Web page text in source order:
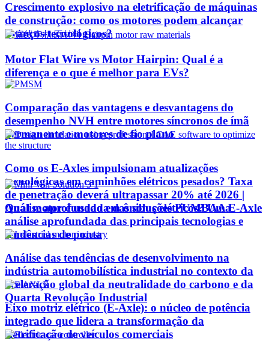
Crescimento explosivo na eletrificação de máquinas
de construção: como os motores podem alcançar
avanços tecnológicos?​
Motor Flat Wire vs Motor Hairpin: Qual é a
diferença e o que é melhor para EVs?
Comparação das vantagens e desvantagens do
desempenho NVH entre motores síncronos de ímã
permanente e motores de fio plano
Como os E-Axles impulsionam atualizações
tecnológicas em caminhões elétricos pesados? Taxa
de penetração deverá ultrapassar 20% até 2026 |
Análise aprofundada das soluções PUMBAA E-Axle
Qual motor é usado em ônibus elétricos? Uma
análise aprofundada das principais tecnologias e
tendências de ponta
Análise das tendências de desenvolvimento na
indústria automobilística industrial no contexto da
aceleração global da neutralidade do carbono e da
Quarta Revolução Industrial
Eixo motriz elétrico (E-Axle): o núcleo de potência
integrado que lidera a transformação da
eletrificação de veículos comerciais